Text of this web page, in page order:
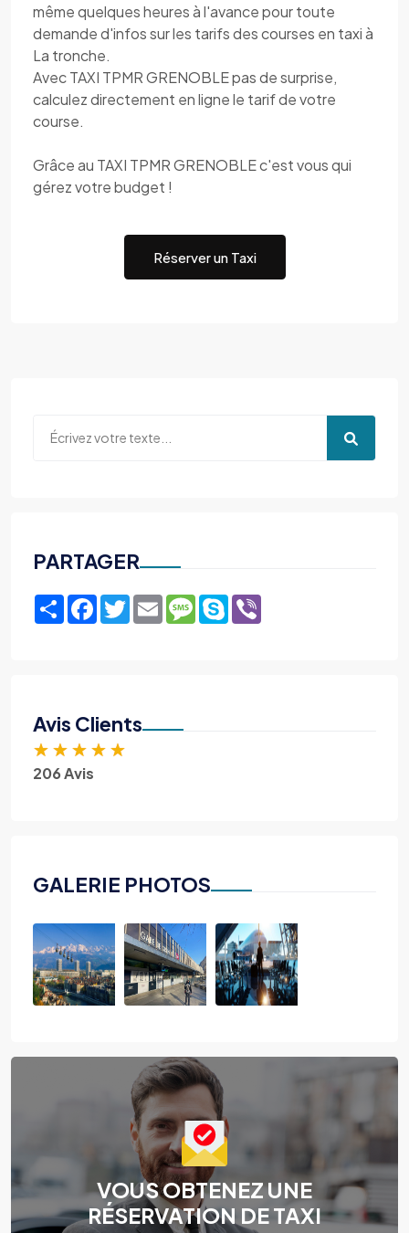
même quelques heures à l'avance pour toute
demande d'infos sur les tarifs des courses en taxi à
La tronche.
Avec TAXI TPMR GRENOBLE pas de surprise,
calculez directement en ligne le tarif de votre
course.
Grâce au TAXI TPMR GRENOBLE c'est vous qui
gérez votre budget !
Réserver un Taxi
PARTAGER
ShareFacebook
TwitterEmailMessage
Skype
Avis Clients
★ ★ ★ ★ ★
206 Avis
GALERIE PHOTOS
VOUS OBTENEZ UNE
RÉSERVATION DE TAXI